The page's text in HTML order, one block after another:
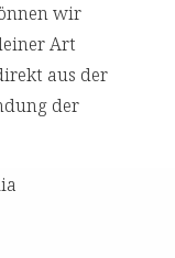
wir
Art
aus der
der